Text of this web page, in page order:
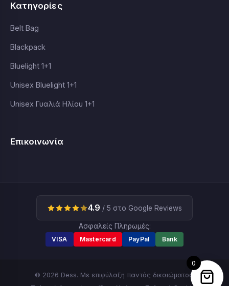
Κατηγορίες
Belt Bag
Blackpack
Bluelight 1+1
Unisex Bluelight 1+1
Unisex Γυαλιά Ηλίου 1+1
Επικοινωνία
4.9 / 5 στο Google Reviews
Ασφαλείς Πληρωμές:
VISA Mastercard PayPal Bank
© 2026 Dess. Με επιφύλαξη παντός δικαιώματος.
0